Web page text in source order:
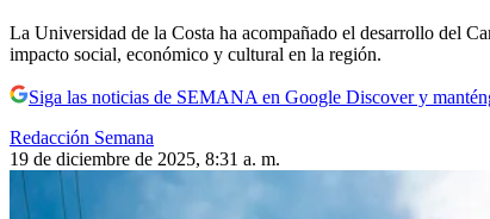
La Universidad de la Costa ha acompañado el desarrollo del
impacto social, económico y cultural en la región.
Siga las noticias de SEMANA en Google Discover y
Redacción Semana
19 de diciembre de 2025, 8:31 a. m.